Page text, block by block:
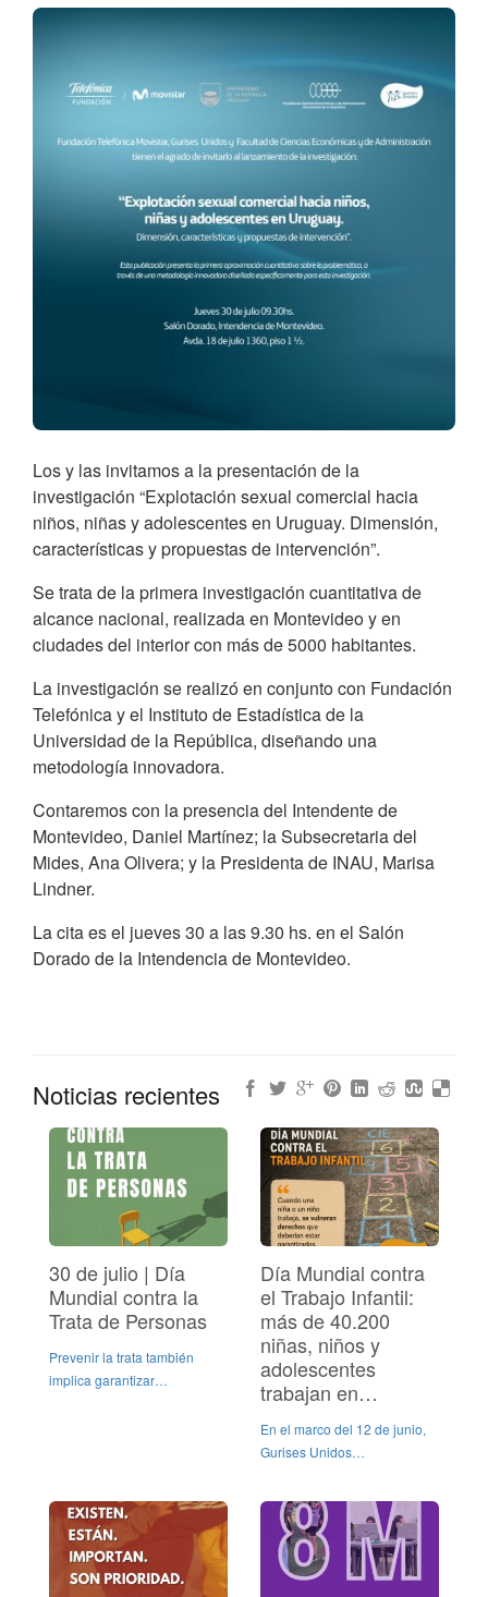
Los y las invitamos a la presentación de la
investigación “Explotación sexual comercial hacia
niños, niñas y adolescentes en Uruguay. Dimensión,
características y propuestas de intervención”.
Se trata de la primera investigación cuantitativa de
alcance nacional, realizada en Montevideo y en
ciudades del interior con más de 5000 habitantes.
La investigación se realizó en conjunto con Fundación
Telefónica y el Instituto de Estadística de la
Universidad de la República, diseñando una
metodología innovadora.
Contaremos con la presencia del Intendente de
Montevideo, Daniel Martínez; la Subsecretaria del
Mides, Ana Olivera; y la Presidenta de INAU, Marisa
Lindner.
La cita es el jueves 30 a las 9.30 hs. en el Salón
Dorado de la Intendencia de Montevideo.
Noticias recientes
30 de julio | Día
Mundial contra la
Trata de Personas
Prevenir la trata también
implica garantizar…
Día Mundial contra
el Trabajo Infantil:
más de 40.200
niñas, niños y
adolescentes
trabajan en…
En el marco del 12 de junio,
Gurises Unidos…